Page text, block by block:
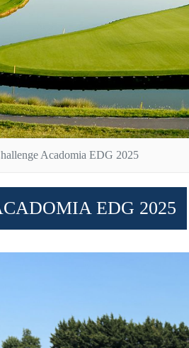
Acadomia EDG 2025
EDG 2025